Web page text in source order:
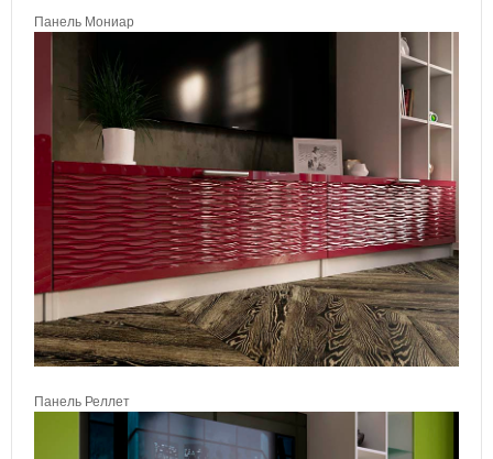
Панель Мониар
Панель Реллет